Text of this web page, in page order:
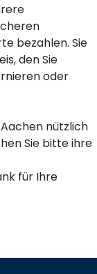
bezahlen. Sie
den Sie
oder
nützlich
Sie bitte ihre
für Ihre